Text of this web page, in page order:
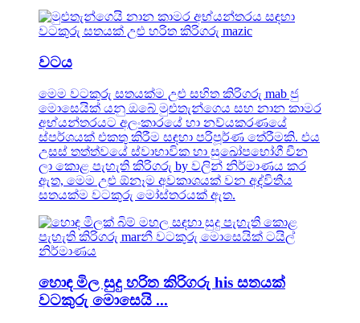
වටය
මෙම වටකුරු සතයක්ම උළු සහිත කිරිගරු mab ජු
මොසෙයික් යනු ඔබේ මුළුතැන්ගෙය සහ නාන කාමර
අභ්යන්තරයට අලංකාරයේ හා නව්යකරණයේ
ස්පර්ශයක් එකතු කිරීම සඳහා පරිපූර්ණ තේරීමකි. එය
උසස් තත්ත්වයේ ස්වාභාවික හා සුඛෝපභෝගී චීන
ලා කොළ පැහැති කිරිගරු by වලින් නිර්මාණය කර
ඇත, මෙම උළු ඕනෑම අවකාශයක් වන අද්විතීය
සතයක්ම වටකුරු මෝස්තරයක් ඇත.
හොඳ මිල සුදු හරිත කිරිගරු his සතයක්
වටකුරු මොසෙයි ...